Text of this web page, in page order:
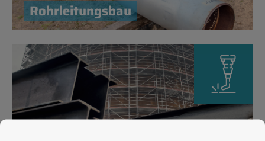
Rohr­lei­tungs­bau